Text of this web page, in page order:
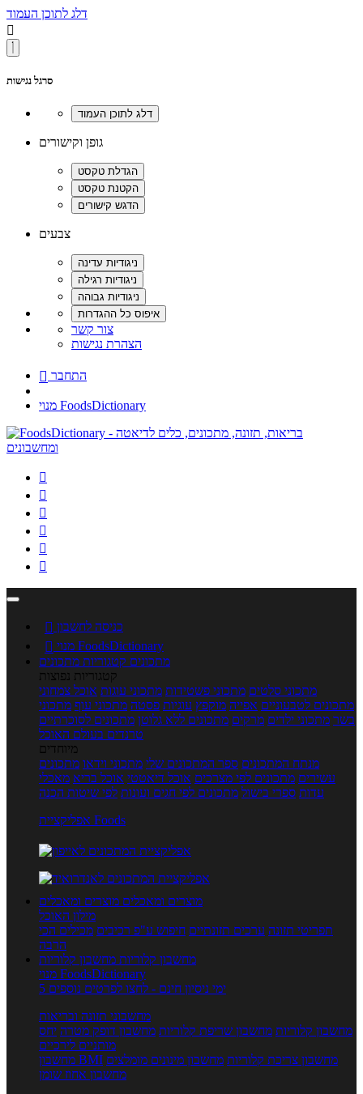
דלג לתוכן העמוד

סרגל נגישות
גופן וקישורים
צבעים
צור קשר
הצהרת נגישות
 התחבר
מנוי FoodsDictionary






 כניסה לחשבון

מנוי FoodsDictionary
מתכונים קטגוריות מתכונים
קטגוריות נפוצות
מתכוני סלטים מתכוני פשטידות מתכוני עוגות אוכל צמחוני
מתכונים לטבעוניים אפייה מוקפץ עוגיות פסטה מתכוני עוף מתכוני
בשר מתכוני ילדים מרקים מתכונים ללא גלוטן מתכונים לסוכרתיים
טרנדים בעולם האוכל
מיוחדים
מנתח המתכונים ספר המתכונים שלי מתכוני וידאו מתכונים
עשירים מתכונים לפי מצרכים אוכל דיאטטי אוכל בריא מאכלי
עדות ספרי בישול מתכונים לפי חגים ועונות לפי שיטות הכנה
אפליקציית Foods
מוצרים ומאכלים מוצרים ומאכלים
מילון האוכל
תפריטי תזונה ערכים תזונתיים חיפוש ע"פ רכיבים מכילים הכי
הרבה
מחשבון קלוריות מחשבון קלוריות
מנוי FoodsDictionary
5 ימי ניסיון חינם - לחצו לפרטים נוספים
מחשבוני תזונה ובריאות
מחשבון קלוריות מחשבון שריפת קלוריות מחשבון דופק מטרה יחס
מותניים לירכיים
מחשבון BMI
מחשבון צריכת קלוריות מחשבון מינונים מומלצים
מחשבון אחוז שומן